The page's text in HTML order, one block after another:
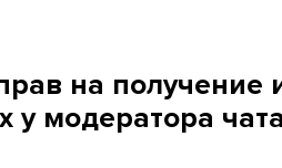
на получение
модератора